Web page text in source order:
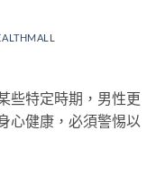
些特定時期，男性更
心健康，必須警惕以